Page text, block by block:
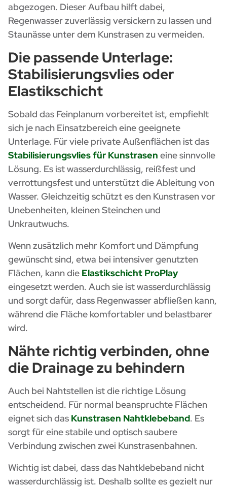
abgezogen. Dieser Aufbau hilft dabei,
Regenwasser zuverlässig versickern zu lassen und
Staunässe unter dem Kunstrasen zu vermeiden.
Die passende Unterlage:
Stabilisierungsvlies oder
Elastikschicht
Sobald das Feinplanum vorbereitet ist, empfiehlt
sich je nach Einsatzbereich eine geeignete
Unterlage. Für viele private Außenflächen ist das
Stabilisierungsvlies für Kunstrasen eine sinnvolle
Lösung. Es ist wasserdurchlässig, reißfest und
verrottungsfest und unterstützt die Ableitung von
Wasser. Gleichzeitig schützt es den Kunstrasen vor
Unebenheiten, kleinen Steinchen und
Unkrautwuchs.
Wenn zusätzlich mehr Komfort und Dämpfung
gewünscht sind, etwa bei intensiver genutzten
Flächen, kann die Elastikschicht ProPlay
eingesetzt werden. Auch sie ist wasserdurchlässig
und sorgt dafür, dass Regenwasser abfließen kann,
während die Fläche komfortabler und belastbarer
wird.
Nähte richtig verbinden, ohne
die Drainage zu behindern
Auch bei Nahtstellen ist die richtige Lösung
entscheidend. Für normal beanspruchte Flächen
eignet sich das Kunstrasen Nahtklebeband. Es
sorgt für eine stabile und optisch saubere
Verbindung zwischen zwei Kunstrasenbahnen.
Wichtig ist dabei, dass das Nahtklebeband nicht
wasserdurchlässig ist. Deshalb sollte es gezielt nur